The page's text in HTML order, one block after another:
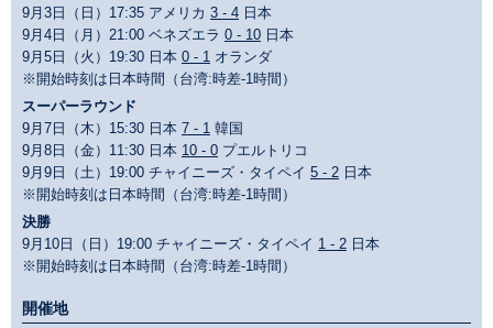
9月3日（日）17:35 アメリカ 3 - 4 日本
9月4日（月）21:00 ベネズエラ 0 - 10 日本
9月5日（火）19:30 日本 0 - 1 オランダ
※開始時刻は日本時間（台湾:時差-1時間）
スーパーラウンド
9月7日（木）15:30 日本 7 - 1 韓国
9月8日（金）11:30 日本 10 - 0 プエルトリコ
9月9日（土）19:00 チャイニーズ・タイペイ 5 - 2 日本
※開始時刻は日本時間（台湾:時差-1時間）
決勝
9月10日（日）19:00 チャイニーズ・タイペイ 1 - 2 日本
※開始時刻は日本時間（台湾:時差-1時間）
開催地